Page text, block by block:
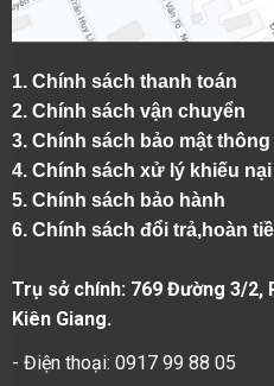
1. Chính sách thanh toán
2. Chính sách vận chuyển
3. Chính sách bảo mật thông
4. Chính sách xử lý khiếu nại
5. Chính sách bảo hành
6. Chính sách đổi trả,hoàn
Trụ sở chính: 769 Đường 3/2,
Kiên Giang.
- Điện thoại: 0917 99 88 05